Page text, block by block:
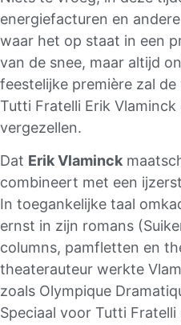
energiefacturen en
waar het op staat in een
van de snee, maar altijd
feestelijke première zal
Tutti Fratelli Erik
vergezellen.
Dat Erik Vlaminck
combineert met een
In toegankelijke taal
ernst in zijn romans
columns, pamfletten en
theaterauteur werkte
zoals Olympique
Speciaal voor Tutti